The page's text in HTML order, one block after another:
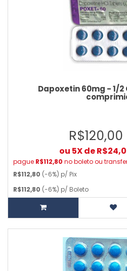
Dapoxetin 60mg - 1/
R$120,00
ou 5X de
pague R$112,80 no boleto ou
R$112,80 (-6%) p/ Pix
R$112,80 (-6%) p/ Boleto